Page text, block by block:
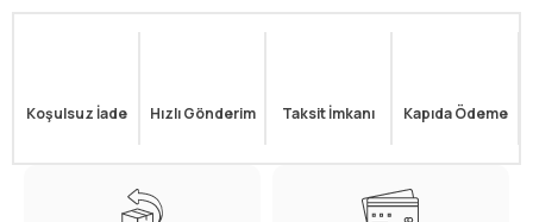
Koşulsuz İade Hızlı Gönderim Taksit İmkanı Kapıda Ödeme